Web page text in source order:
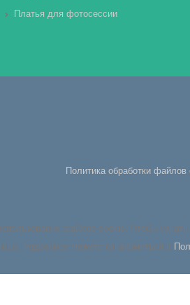
Платья для фотосессии
Политика обработки файлов
файлов cookie. Чтобы
подробнее можете ознакомиться в